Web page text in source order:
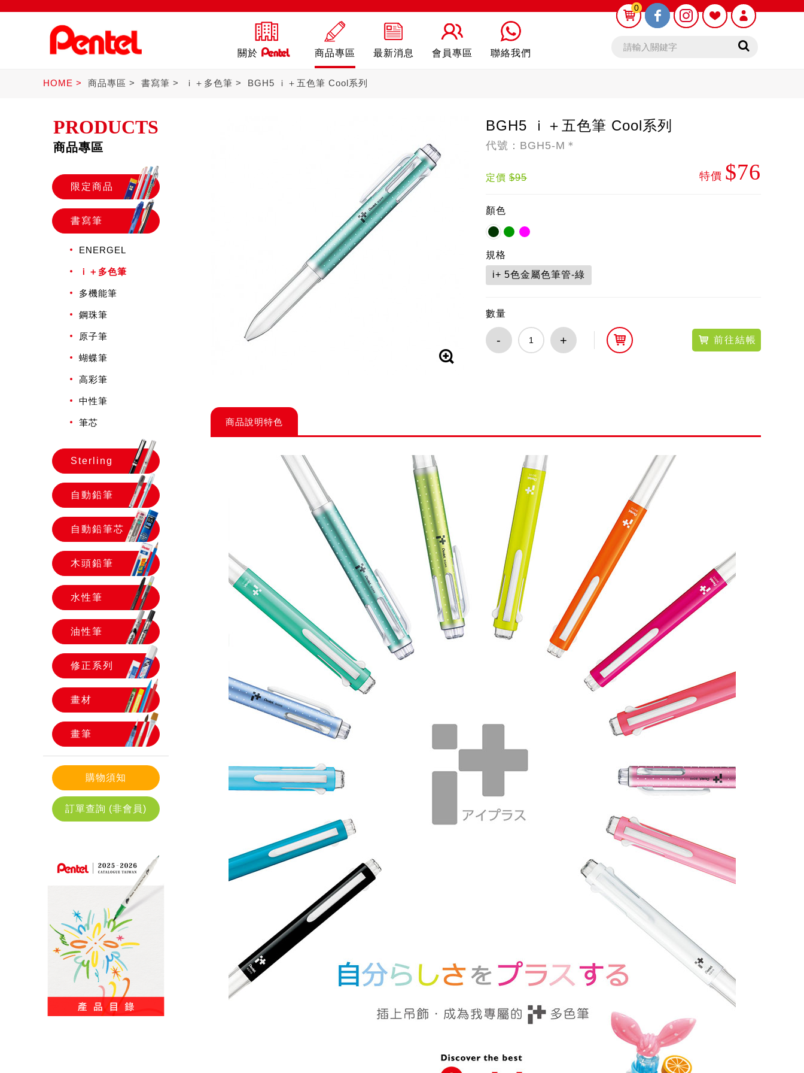
關於 商品專區
書寫筆 自動鉛筆 自動鉛筆芯
最新消息 會員專區 聯絡我們
0
0
HOME 商品專區 書寫筆 ｉ＋多色筆 BGH5 ｉ＋五色筆 Cool系列
PRODUCTS
商品專區
限定商品
書寫筆
ENERGEL
ｉ＋多色筆
多機能筆
鋼珠筆
原子筆
蝴蝶筆
高彩筆
中性筆
筆芯
Sterling
自動鉛筆
自動鉛筆芯
木頭鉛筆
水性筆
油性筆
修正系列
畫材
畫筆
購物須知
訂單查詢 (非會員)
BGH5 ｉ＋五色筆 Cool系列
代號：BGH5-M＊
定價 $95 特價 $76
顏色
規格
i+ 5色金屬色筆管-綠
數量
- + 前往結帳
商品說明特色